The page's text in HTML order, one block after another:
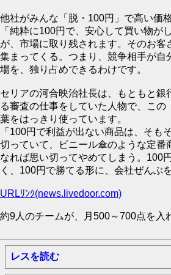
他社がみんな「脱・100円」で高い価
「純粋に100円で、安心して買い物が
が、市場に取り残されます。そのお客
集まってくる。つまり、競争相手が自
場を、独り占めできるわけです。
セリアの河合映治社長は、もともと銀
る審査の仕事をしていた人物で、この
葉をはっきり使っています。
「100円で利益が出ない商品は、そも
切っていて、ビニール傘のような定番
なれば思い切ってやめてしまう。100
く、100円で勝てる形に、会社ぜんぶ
URLﾘﾝｸ(news.livedoor.com)
約9人のチームが、月500～700点を入
レスを読む